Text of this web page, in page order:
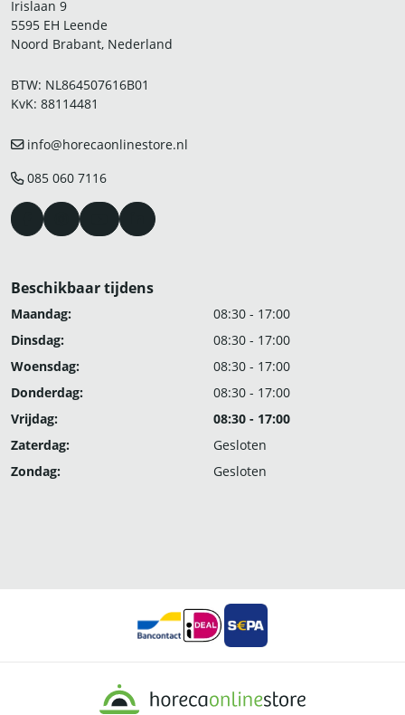
Irislaan 9
5595 EH Leende
Noord Brabant, Nederland
BTW: NL864507616B01
KvK: 88114481
info@horecaonlinestore.nl
085 060 7116
Beschikbaar tijdens
Maandag:
08:30 - 17:00
Dinsdag:
08:30 - 17:00
Woensdag:
08:30 - 17:00
Donderdag:
08:30 - 17:00
Vrijdag:
08:30 - 17:00
Zaterdag:
Gesloten
Zondag:
Gesloten